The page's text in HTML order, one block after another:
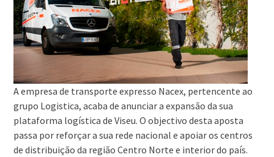
A empresa de transporte expresso Nacex, pertencente ao
grupo Logistica, acaba de anunciar a expansão da sua
plataforma logística de Viseu. O objectivo desta aposta
passa por reforçar a sua rede nacional e apoiar os centros
de distribuição da região Centro Norte e interior do país.